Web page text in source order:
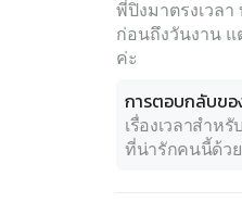
พี่ปิงมาตรงเวล
ก่อนถึงวันงาน
ค่ะ
การตอบกลับขอ
เรื่องเวลาสำห
ที่น่ารักคนนี้ด้ว